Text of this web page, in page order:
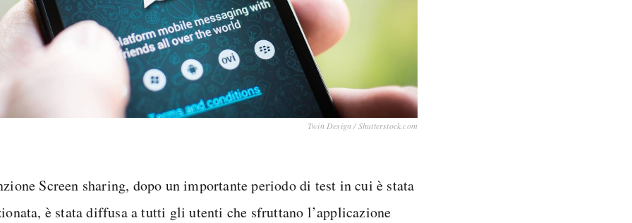
Twin Design / Shutterstock.com
Screen sharing, dopo un importante periodo di test in cui è stata
è stata diffusa a tutti gli utenti che sfruttano l’applicazione